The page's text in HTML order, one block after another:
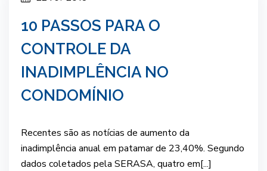
10 PASSOS PARA O
CONTROLE DA
INADIMPLÊNCIA NO
CONDOMÍNIO
Recentes são as notícias de aumento da
inadimplência anual em patamar de 23,40%. Segundo
dados coletados pela SERASA, quatro em[...]